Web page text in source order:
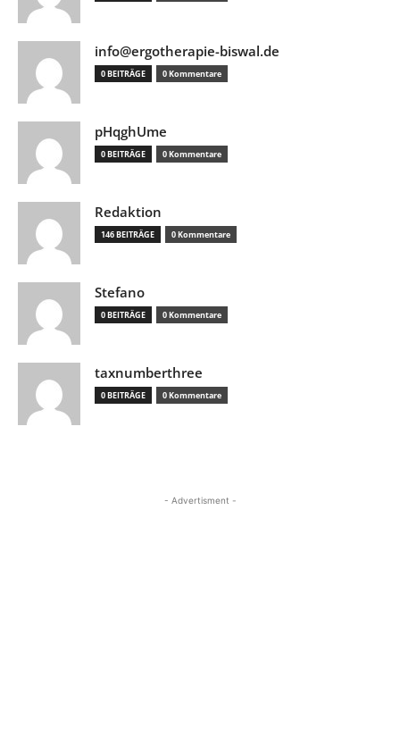
info@ergotherapie-biswal.de
0 BEITRÄGE 0 Kommentare
pHqghUme
0 BEITRÄGE 0 Kommentare
Redaktion
146 BEITRÄGE 0 Kommentare
Stefano
0 BEITRÄGE 0 Kommentare
taxnumberthree
0 BEITRÄGE 0 Kommentare
- Advertisment -